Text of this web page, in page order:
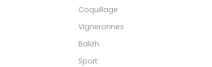
Coquillage
Vigneronnes
Balizh
Sport